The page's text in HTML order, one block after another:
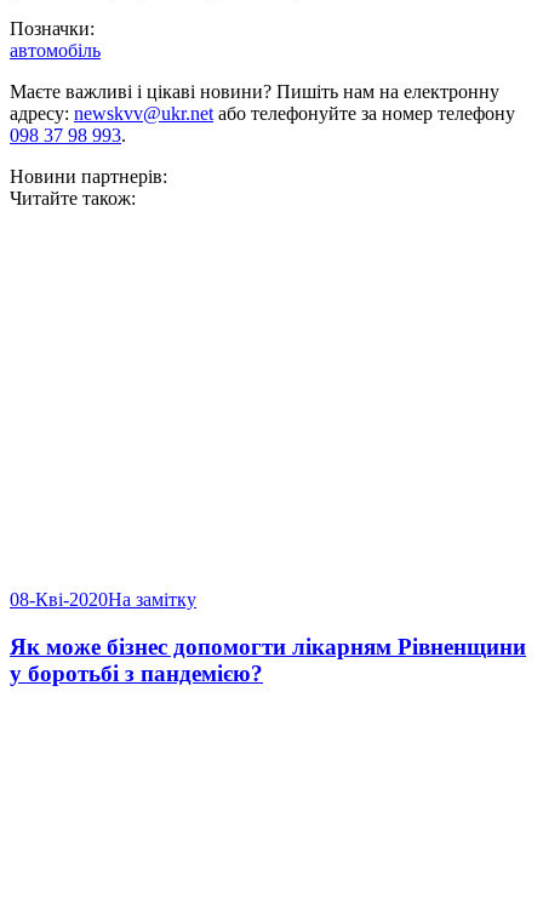
Позначки:
автомобіль
Маєте важливі і цікаві новини? Пишіть нам на електронну
адресу: newskvv@ukr.netабо телефонуйте за номер телефону
098 37 98 993.
Новини партнерів:
Читайте також:
08-Кві-2020На замітку
Як може бізнес допомогти лікарням Рівненщини
у боротьбі з пандемією?